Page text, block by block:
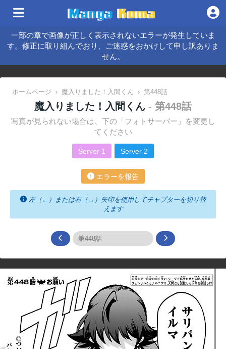
一部の章で画像が正しく表示されないエラーが発生していま
す。修正に取り組んでおり、ご迷惑をおかけして申し訳ありま
せん。
ホームページ › 魔入りました！入間くん › 第448話
魔入りました！入間くん - 第448話
写真が見られない場合は、下の「フォトサーバー」を変更し
てください
Server 1 Server 2
エラーを報告
左（←）または右（→）矢印を使用してチャプターを切り替
えます